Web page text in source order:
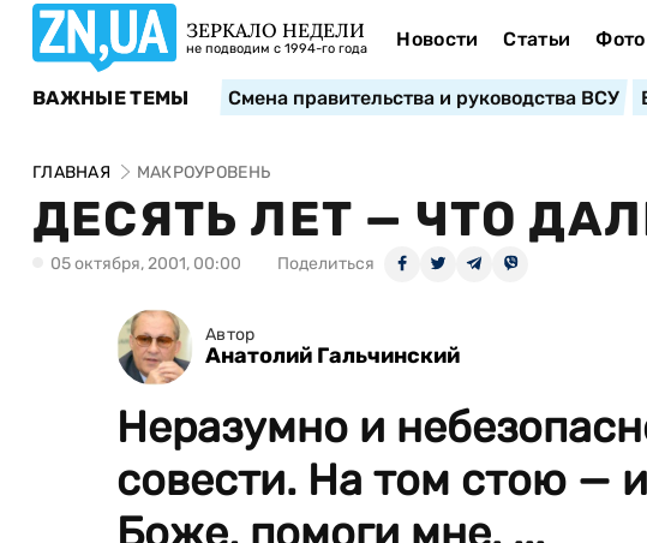
ЗЕРКАЛО НЕДЕЛИ
не подводим с 1994-го года Новости Статьи
ВАЖНЫЕ ТЕМЫ Смена правительства и руководства ВСУ
ГЛАВНАЯ МАКРОУРОВЕНЬ
ДЕСЯТЬ ЛЕТ — ЧТО
05 октября, 2001, 00:00 Поделиться
Автор
Анатолий Гальчинский
Неразумно и
совести. На том стою —